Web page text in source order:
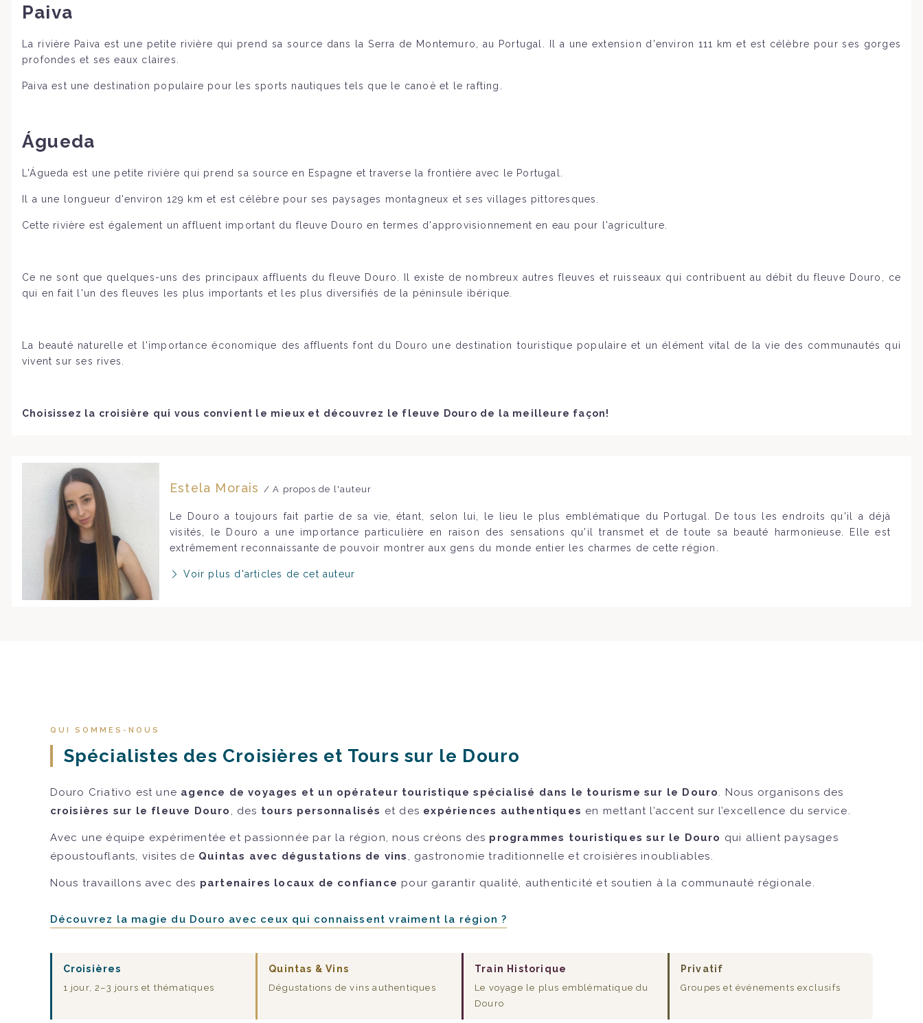
Paiva
La rivière Paiva est une petite rivière qui prend sa source dans la Serra de Montemuro, au Portugal. Il a une extension d'environ 111 km et est célèbre pour ses gorges
profondes et ses eaux claires.
Paiva est une destination populaire pour les sports nautiques tels que le canoë et le rafting.
Águeda
L'Águeda est une petite rivière qui prend sa source en Espagne et traverse la frontière avec le Portugal.
Il a une longueur d'environ 129 km et est célèbre pour ses paysages montagneux et ses villages pittoresques.
Cette rivière est également un affluent important du fleuve Douro en termes d'approvisionnement en eau pour l'agriculture.
Ce ne sont que quelques-uns des principaux affluents du fleuve Douro. Il existe de nombreux autres fleuves et ruisseaux qui contribuent au débit du fleuve Douro, ce
qui en fait l'un des fleuves les plus importants et les plus diversifiés de la péninsule ibérique.
La beauté naturelle et l'importance économique des affluents font du Douro une destination touristique populaire et un élément vital de la vie des communautés qui
vivent sur ses rives.
Choisissez la croisière qui vous convient le mieux et découvrez le fleuve Douro de la meilleure façon!
Estela Morais / A propos de l'auteur
Le Douro a toujours fait partie de sa vie, étant, selon lui, le lieu le plus emblématique du Portugal. De tous les endroits qu'il a déjà
visités, le Douro a une importance particulière en raison des sensations qu'il transmet et de toute sa beauté harmonieuse. Elle est
extrêmement reconnaissante de pouvoir montrer aux gens du monde entier les charmes de cette région.
Voir plus d'articles de cet auteur
QUI SOMMES-NOUS
Spécialistes des Croisières et Tours sur le Douro
Douro Criativo est une agence de voyages et un opérateur touristique spécialisé dans le tourisme sur le Douro. Nous organisons des
croisières sur le fleuve Douro , des tours personnalisés et des expériences authentiques en mettant l’accent sur l’excellence du service.
Avec une équipe expérimentée et passionnée par la région, nous créons des programmes touristiques sur le Douro qui allient paysages
époustouflants, visites de Quintas avec dégustations de vins , gastronomie traditionnelle et croisières inoubliables.
Nous travaillons avec des partenaires locaux de confiance pour garantir qualité, authenticité et soutien à la communauté régionale.
Découvrez la magie du Douro avec ceux qui connaissent vraiment la région ?
Croisières
1 jour, 2–3 jours et thématiques
Quintas & Vins
Dégustations de vins authentiques
Train Historique
Le voyage le plus emblématique du
Douro
Privatif
Groupes et événements exclusifs